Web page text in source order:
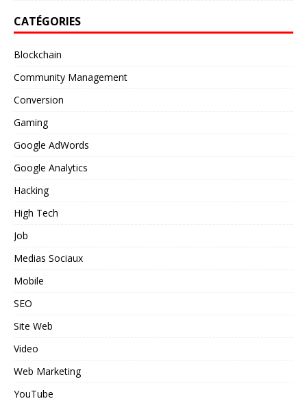
CATÉGORIES
Blockchain
Community Management
Conversion
Gaming
Google AdWords
Google Analytics
Hacking
High Tech
Job
Medias Sociaux
Mobile
SEO
Site Web
Video
Web Marketing
YouTube